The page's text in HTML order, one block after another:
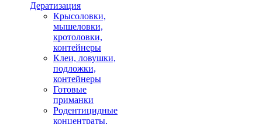
Дератизация
Крысоловки,
мышеловки,
кротоловки,
контейнеры
Клеи, ловушки,
подложки,
контейнеры
Готовые
приманки
Родентицидные
концентраты,